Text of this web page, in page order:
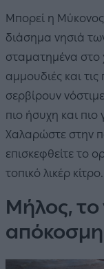
Μπορεί η Μύκονος
διάσημα νησιά
σταματημένα στο
αμμουδιές και
σερβίρουν
πιο ήσυχη και πιο
Χαλαρώστε στην
επισκεφθείτε το
τοπικό λικέρ κίτρο.
Μήλος, το